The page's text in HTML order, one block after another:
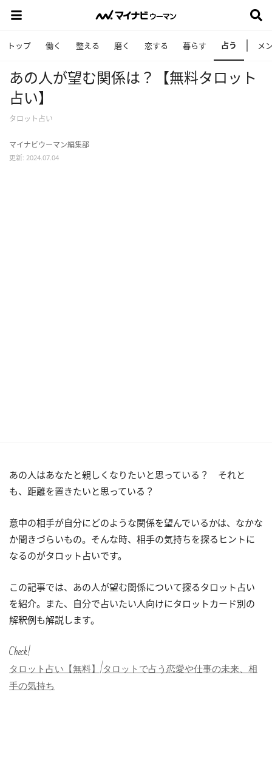
トップ 働く 整える 磨く 恋する 暮らす 占う メ
あの人が望む関係は？【無料タロット
占い】
タロット占い
マイナビウーマン編集部
更新: 2024.07.04
あの人はあなたと親しくなりたいと思っている？ それと
も、距離を置きたいと思っている？
意中の相手が自分にどのような関係を望んでいるかは、なかな
か聞きづらいもの。そんな時、相手の気持ちを探るヒントに
なるのがタロット占いです。
この記事では、あの人が望む関係について探るタロット占い
を紹介。また、自分で占いたい人向けにタロットカード別の
解釈例も解説します。
Check!
タロット占い【無料】|タロットで占う恋愛や仕事の未来、相
手の気持ち